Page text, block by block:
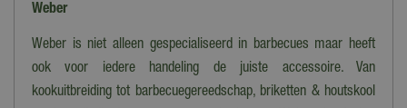
Weber
Weber is niet alleen gespecialiseerd in barbecues maar heeft
ook voor iedere handeling de juiste accessoire. Van
kookuitbreiding tot barbecuegereedschap, briketten & houtskool